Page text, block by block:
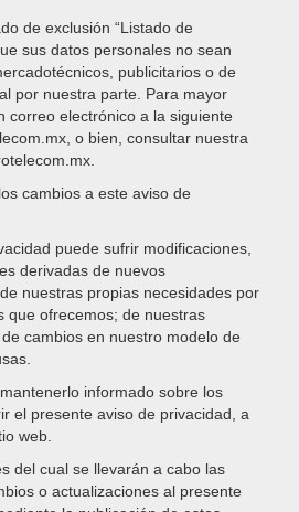
$12,894.70
múltiples
variantes.
Las
opciones
se
pueden
elegir
la
de
producto
iPhone SE
- $11,119.00Rango
desde
$4,159.00
$11,119.00
OPCIONES
Este
producto
variantes.
Las
de exclusión “Listado de
sus datos personales no sean
publicitarios o de
por nuestra parte. Para mayor
correo electrónico a la siguiente
o bien, consultar nuestra
cambios a este aviso de
puede sufrir modificaciones,
derivadas de nuevos
nuestras propias necesidades por
que ofrecemos; de nuestras
cambios en nuestro modelo de
informado sobre los
el presente aviso de privacidad, a
web.
del cual se llevarán a cabo las
o actualizaciones al presente